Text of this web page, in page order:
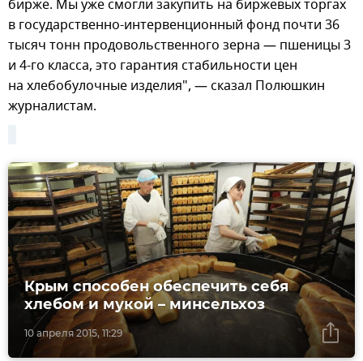
бирже. Мы уже смогли закупить на биржевых торгах
в государственно-интервенционный фонд почти 36
тысяч тонн продовольственного зерна — пшеницы 3
и 4-го класса, это гарантия стабильности цен
на хлебобулочные изделия", — сказал Полюшкин
журналистам.
10 апреля 2015, 11:29
Крым способен обеспечить себя
хлебом и мукой – минсельхоз